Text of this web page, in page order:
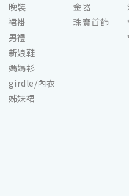
晚裝
裙褂
男禮
新娘鞋
媽媽衫
girdle/內衣
姊妹裙
金器
珠寶首飾